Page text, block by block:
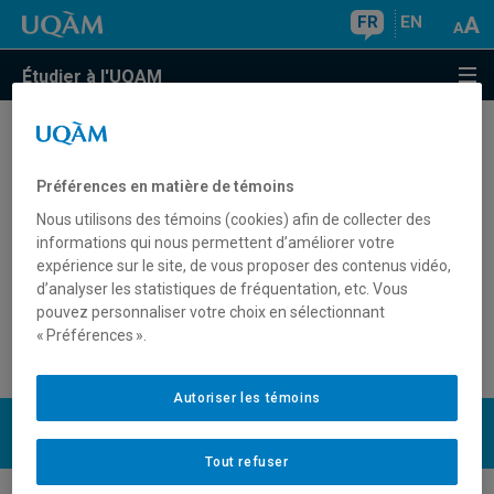
FR EN
Étudier à l'UQAM
Combien de crédits puis-je suivre
comme étudiant libre ou auditeur?
En aucun cas, l'étudiant libre ou auditeur ne peut accumuler
un total de plus de trente (30) crédits. Le maximum de
crédits auxquels l'étudiant libre ou auditeur est autorisé à
UQAM
Nous joindre
Préférences en matière de témoins
Nous utilisons des témoins (cookies) afin de collecter des
informations qui nous permettent d’améliorer votre
expérience sur le site, de vous proposer des contenus vidéo,
d’analyser les statistiques de fréquentation, etc. Vous
pouvez personnaliser votre choix en sélectionnant
« Préférences ».
Tout refuser
Autoriser les témoins